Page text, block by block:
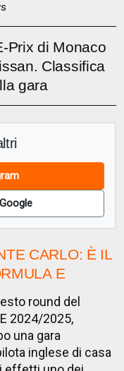
Prix di Monaco
Classifica
gara
CARLO: È IL
E
round del
2024/2025,
una gara
inglese di casa